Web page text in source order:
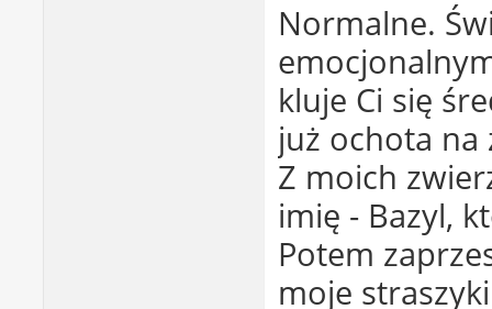
Normalne.
kluje Ci się
już ochota
Z moich
imię - Bazyl,
Potem
moje